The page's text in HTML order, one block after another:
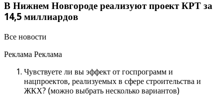
В Нижнем Новгороде реализуют проект КРТ за
14,5 миллиардов
Все новости
Реклама Реклама
Чувствуете ли вы эффект от госпрограмм и
нацпроектов, реализуемых в сфере строительства и
ЖКХ? (можно выбрать несколько вариантов)